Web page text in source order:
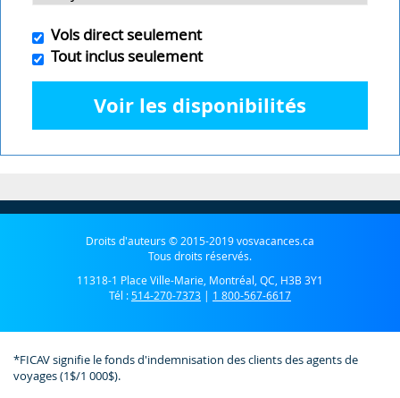
Vols direct seulement
Tout inclus seulement
Voir les disponibilités
Droits d'auteurs © 2015-2019 vosvacances.ca
Tous droits réservés.
11318-1 Place Ville-Marie, Montréal, QC, H3B 3Y1
Tél :514-270-7373 | 1 800-567-6617
*FICAV signifie le fonds d'indemnisation des clients des agents de
voyages (1$/1 000$).